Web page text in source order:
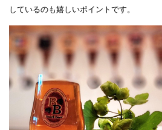
しているのも嬉しいポイントです。